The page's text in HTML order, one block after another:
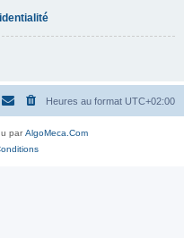
Heures au format UTC+02:00
parAlgoMeca.Com